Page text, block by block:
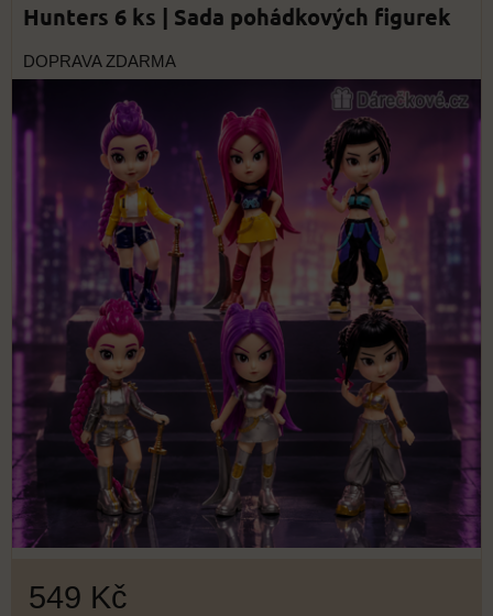
Hunters 6 ks | Sada pohádkových figurek
DOPRAVA ZDARMA
549 Kč